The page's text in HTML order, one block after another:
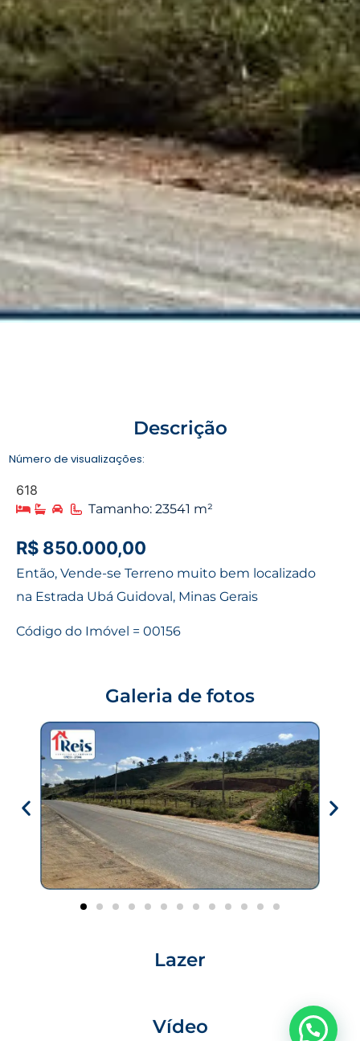
Descrição
Número de visualizações:
618
Tamanho: 23541 m²
R$ 850.000,00
Então, Vende-se Terreno muito bem localizado
na Estrada Ubá Guidoval, Minas Gerais
Código do Imóvel = 00156
Galeria de fotos
Lazer
Vídeo